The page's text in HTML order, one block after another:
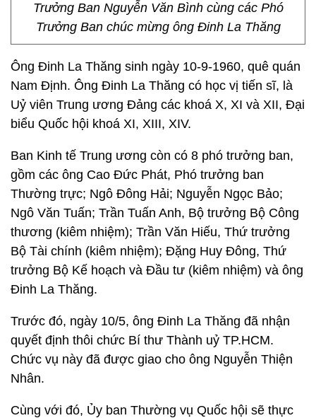
Trưởng Ban Nguyễn Văn Bình cùng các Phó
Trưởng Ban chúc mừng ông Đinh La Thăng
Ông Đinh La Thăng sinh ngày 10-9-1960, quê quán
Nam Định. Ông Đinh La Thăng có học vị tiến sĩ, là
Uỷ viên Trung ương Đảng các khoá X, XI và XII, Đại
biểu Quốc hội khoá XI, XIII, XIV.
Ban Kinh tế Trung ương còn có 8 phó trưởng ban,
gồm các ông Cao Đức Phát, Phó trưởng ban
Thường trực; Ngô Đông Hải; Nguyễn Ngọc Bảo;
Ngô Văn Tuấn; Trần Tuấn Anh, Bộ trưởng Bộ Công
thương (kiêm nhiệm); Trần Văn Hiếu, Thứ trưởng
Bộ Tài chính (kiêm nhiệm); Đặng Huy Đông, Thứ
trưởng Bộ Kế hoạch và Đầu tư (kiêm nhiệm) và ông
Đinh La Thăng.
Trước đó, ngày 10/5, ông Đinh La Thăng đã nhận
quyết định thôi chức Bí thư Thành uỷ TP.HCM.
Chức vụ này đã được giao cho ông Nguyễn Thiện
Nhân.
Cùng với đó, Ủy ban Thường vụ Quốc hội sẽ thực